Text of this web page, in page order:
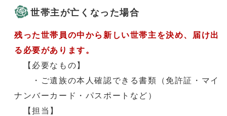
世帯主が亡くなった場合
残った世帯員の中から新しい世帯主を決め、届け出
る必要があります。
【必要なもの】
・ご遺族の本人確認できる書類（免許証・マイ
ナンバーカード・パスポートなど）
【担当】